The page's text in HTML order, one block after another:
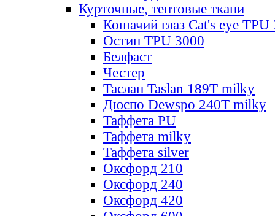
Курточные, тентовые ткани
Кошачий глаз Cat's eye TPU
Остин TPU 3000
Белфаст
Честер
Таслан Taslan 189T milky
Дюспо Dewspo 240T milky
Таффета PU
Таффета milky
Таффета silver
Оксфорд 210
Оксфорд 240
Оксфорд 420